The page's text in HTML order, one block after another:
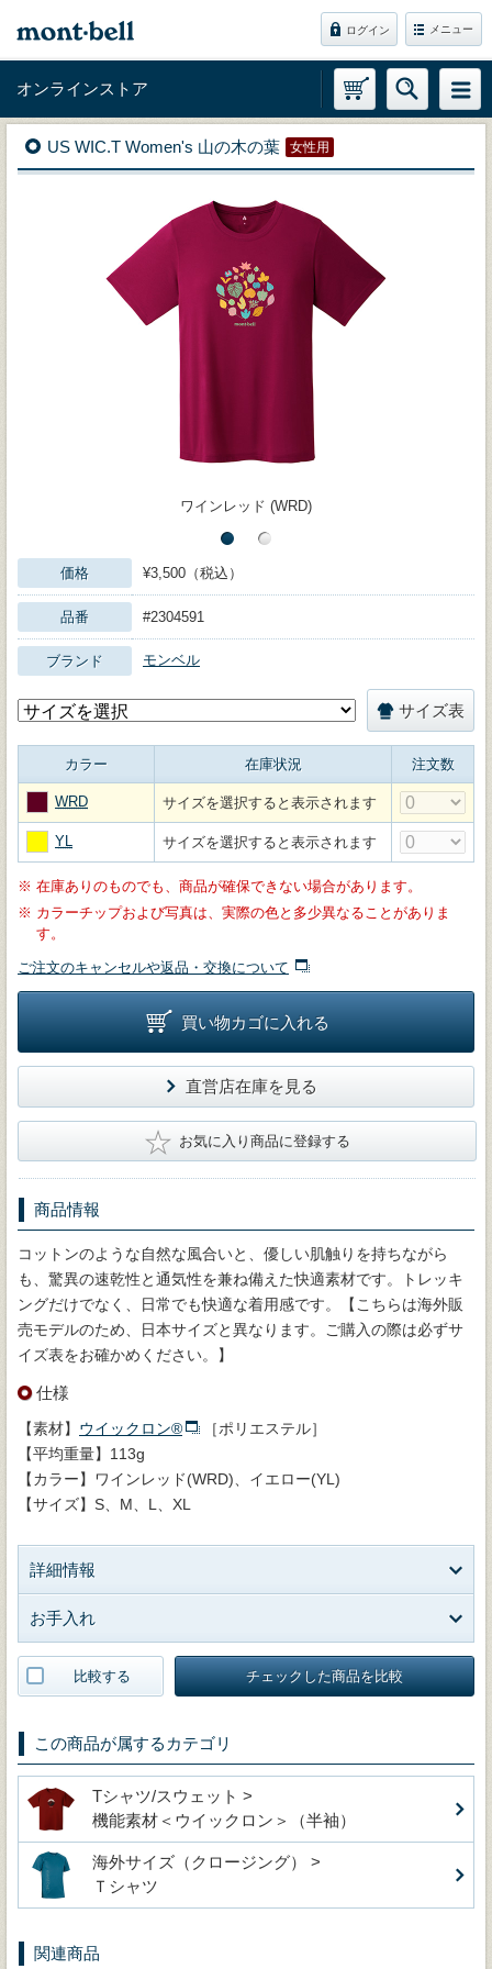
ログイン メニュー
オンラインストア
US WIC.T Women's 山の木の葉 女性用
ワインレッド (WRD)
価格 ¥3,500（税込）
品番 #2304591
ブランド モンベル
サイズ表
カラー 在庫状況 注文数
WRD サイズを選択すると表示されます
YL サイズを選択すると表示されます
※ 在庫ありのものでも、商品が確保できない場合があります。
※ カラーチップおよび写真は、実際の色と多少異なることがありま
す。
ご注文のキャンセルや返品・交換について
買い物カゴに入れる
直営店在庫を見る
★ お気に入り商品に登録する
商品情報
コットンのような自然な風合いと、優しい肌触りを持ちながら
も、驚異の速乾性と通気性を兼ね備えた快適素材です。トレッキ
ングだけでなく、日常でも快適な着用感です。【こちらは海外販
売モデルのため、日本サイズと異なります。ご購入の際は必ずサ
イズ表をお確かめください。】
仕様
【素材】 ウイックロン®
［ポリエステル］
【平均重量】113g
【カラー】ワインレッド(WRD)、イエロー(YL)
【サイズ】S、M、L、XL
詳細情報
お手入れ
比較する チェックした商品を比較
この商品が属するカテゴリ
Tシャツ/スウェット >
機能素材＜ウイックロン＞（半袖）
海外サイズ（クロージング） >
Ｔシャツ
関連商品